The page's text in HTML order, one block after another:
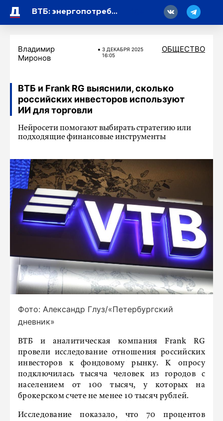
ВТБ: энергопотребление ЦОД в России может увеличиться в 2,5 раза за следующие пять лет
Владимир
Миронов
3 ДЕКАБРЯ 2025
16:05
ОБЩЕСТВО
ВТБ и Frank RG выяснили, сколько
российских инвесторов используют
ИИ для торговли
Нейросети помогают выбирать стратегию или
подходящие финансовые инструменты
Фото: Александр Глуз/«Петербургский
дневник»
ВТБ и аналитическая компания Frank RG
провели исследование отношения российских
инвесторов к фондовому рынку. К опросу
подключилась тысяча человек из городов с
населением от 100 тысяч, у которых на
брокерском счете не менее 10 тысяч рублей.
Исследование показало, что 70 процентов